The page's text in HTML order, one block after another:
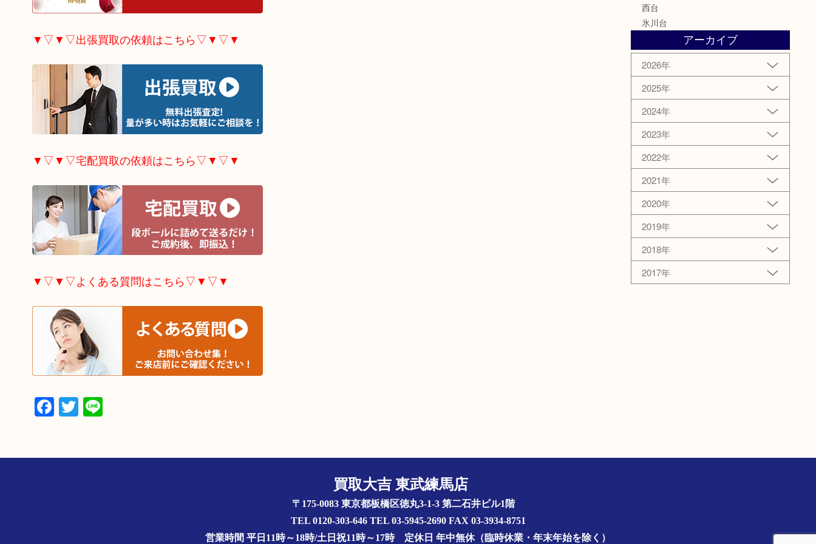
▼▽▼▽出張買取の依頼はこちら▽▼▽▼
▼▽▼▽宅配買取の依頼はこちら▽▼▽▼
▼▽▼▽よくある質問はこちら▽▼▽▼
Facebook
Twitter
Line
西台
氷川台
アーカイブ
2026年
2025年
2024年
2023年
2022年
2021年
2020年
2019年
2018年
2017年
買取大吉 東武練馬店
〒175-0083 東京都板橋区徳丸3-1-3 第二石井ビル1階
TEL 0120-303-646 TEL 03-5945-2690 FAX 03-3934-8751
営業時間 平日11時～18時/土日祝11時～17時 定休日 年中無休（臨時休業・年末年始を除く）